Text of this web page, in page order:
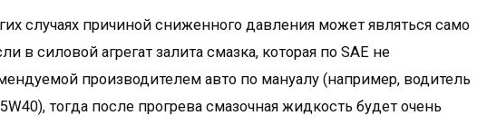
случаях причиной сниженного давления может являться само
в силовой агрегат залита смазка, которая по SAE не
производителем авто по мануалу (например, водитель
тогда после прогрева смазочная жидкость будет очень